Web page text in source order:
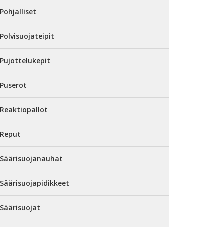
Pohjalliset
Polvisuojateipit
Pujottelukepit
Puserot
Reaktiopallot
Reput
Säärisuojanauhat
Säärisuojapidikkeet
Säärisuojat